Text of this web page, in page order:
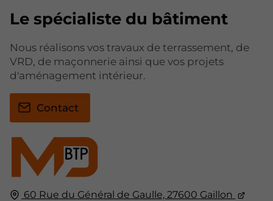
60 Rue du Général de Gaulle,27600 Gaillon
Le spécialiste du bâtiment
Nous réalisons vos travaux de terrassement, de
VRD, de maçonnerie ainsi que vos projets
d'aménagement intérieur.
Contact